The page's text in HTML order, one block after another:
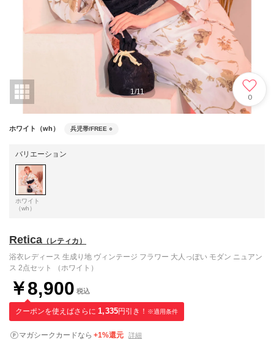
1/11
0
ホワイト（wh） 兵児帯/FREE ○
バリエーション
ホワイト
（wh）
Retica （レティカ）
浴衣レディース 生成り地 ヴィンテージ フラワー 大人っぽい モダン ニュアン
ス 2点セット （ホワイト）
￥8,900 税込
クーポンを使えばさらに 1,335円引き！ ※適用条件
マガシークカードなら +1%還元 詳細